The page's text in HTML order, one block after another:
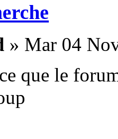
» Mar 04
ce que le